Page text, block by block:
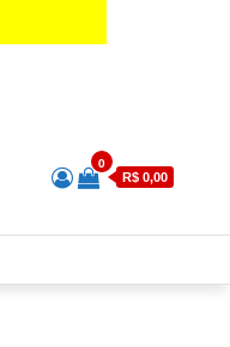
0
R$ 0,00